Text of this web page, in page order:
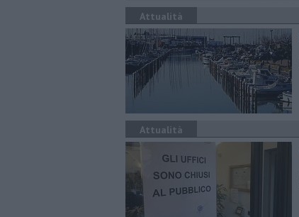
Attualità
Attualità